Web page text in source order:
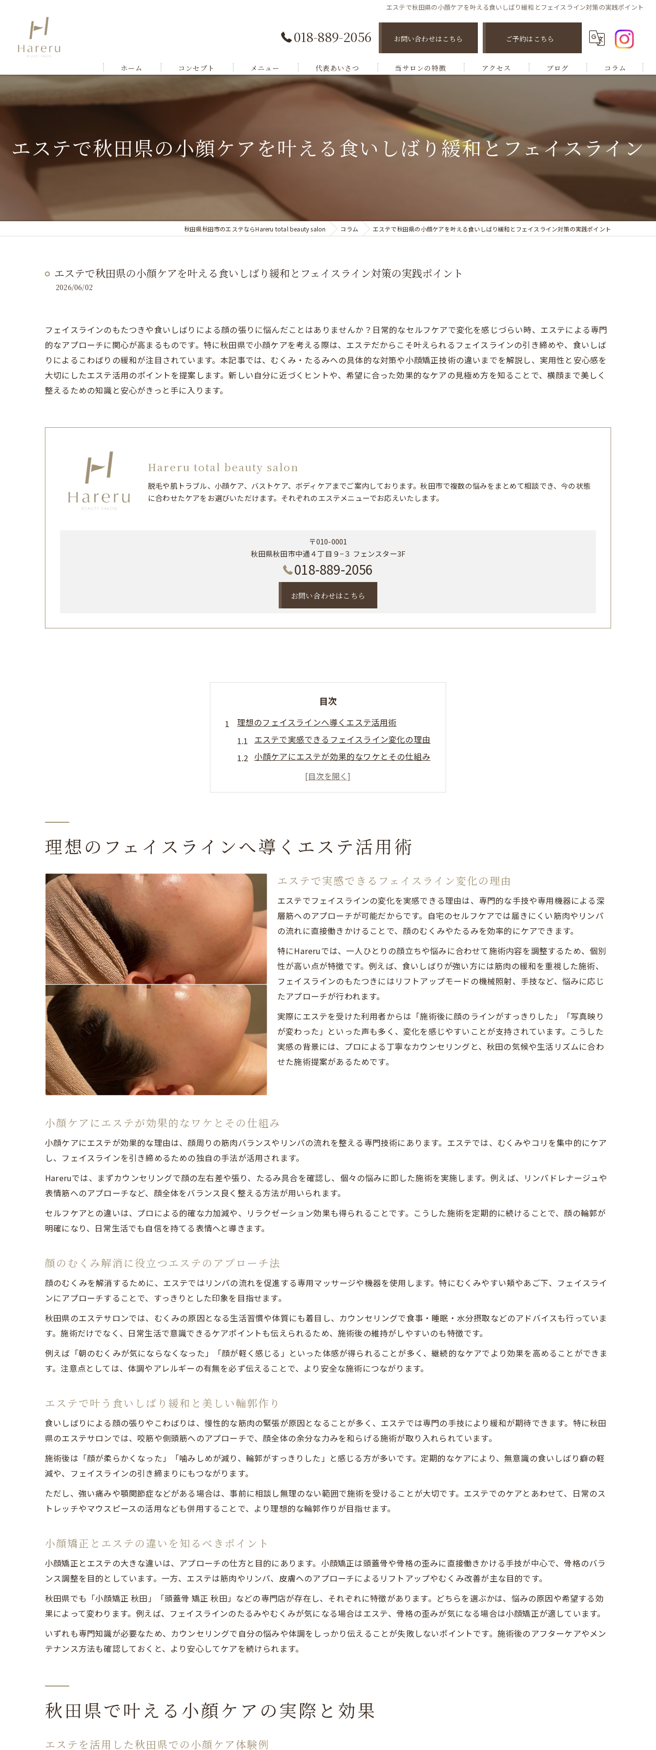
エステで秋田県の小顔ケアを叶える食いしばり緩和とフェイスライン対策の実践ポイント
018-889-2056 お問い合わせはこちら ご予約はこちら
ホーム コンセプト メニュー 代表あいさつ 当サロンの特徴
脱毛
肌トラブル
小顔ケア
アクセス ブログ コラム
エステで秋田県の小顔ケアを叶える食いしばり緩和とフェイスライン
秋田県秋田市のエステならHareru total beauty salon コラム エステで秋田県の小顔ケアを叶える食いしばり緩和とフェイスライン対策の実践ポイント
エステで秋田県の小顔ケアを叶える食いしばり緩和とフェイスライン対策の実践ポイント
2026/06/02
フェイスラインのもたつきや食いしばりによる顔の張りに悩んだことはありませんか？日常的なセルフケアで変化を感じづらい時、エステによる専門
的なアプローチに関心が高まるものです。特に秋田県で小顔ケアを考える際は、エステだからこそ叶えられるフェイスラインの引き締めや、食いしば
りによるこわばりの緩和が注目されています。本記事では、むくみ・たるみへの具体的な対策や小顔矯正技術の違いまでを解説し、実用性と安心感を
大切にしたエステ活用のポイントを提案します。新しい自分に近づくヒントや、希望に合った効果的なケアの見極め方を知ることで、横顔まで美しく
整えるための知識と安心がきっと手に入ります。
Hareru total beauty salon
脱毛や肌トラブル、小顔ケア、バストケア、ボディケアまでご案内しております。秋田市で複数の悩みをまとめて相談でき、今の状態
に合わせたケアをお選びいただけます。それぞれのエステメニューでお応えいたします。
〒010-0001
秋田県秋田市中通４丁目９−３ フェンスター3F
018-889-2056
お問い合わせはこちら
目次
理想のフェイスラインへ導くエステ活用術
エステで実感できるフェイスライン変化の理由
小顔ケアにエステが効果的なワケとその仕組み
顔のむくみ解消に役立つエステのアプローチ法
エステで叶う食いしばり緩和と美しい輪郭作り
エステを活用した秋田県での小顔ケア体験例
小顔ケアの効果を高めるエステ施術の流れ
食いしばり対策にエステが注目される理由
エステで感じる小顔矯正のビフォーアフター
食いしばり由来の顔の悩み徹底対策に注目
エステでできる食いしばり対策の具体的方法
エステによるフェイスラインの緩和アプローチ
食いしばりが原因の顔の張りにエステが有効
小顔効果とエステの食いしばり緩和の関係性
食いしばり改善をサポートするエステ施術
セルフケアとエステ比較で選ぶ美顔法
エステとセルフケアの効果的な併用方法を解説
フェイスライン改善に最適なエステの活用例
セルフケアとエステ、小顔効果の違いと選び方
エステで学ぶ自宅でもできるフェイスケア術
エステで叶えるフェイスラインすっきりの秘密
むくみやたるみを防ぐエステのプロ技に注目
エステ施術で得られる輪郭美のポイントを解説
エステ利用者が実感するフェイスライン変化
むくみやたるみを抑える具体的エステの提案
たるみ改善にエステが選ばれる理由と実感効果
小顔ケアに役立つエステ施術の流れとコツ
むくみ・たるみ対策のためのエステの選び方
エステで得る小顔とフェイスラインの実践効果
理想のフェイスラインへ導くエステ活用術
エステで実感できるフェイスライン変化の理由
エステでフェイスラインの変化を実感できる理由は、専門的な手技や専用機器による深
層筋へのアプローチが可能だからです。自宅のセルフケアでは届きにくい筋肉やリンパ
の流れに直接働きかけることで、顔のむくみやたるみを効率的にケアできます。
特にHareruでは、一人ひとりの顔立ちや悩みに合わせて施術内容を調整するため、個別
性が高い点が特徴です。例えば、食いしばりが強い方には筋肉の緩和を重視した施術、
フェイスラインのもたつきにはリフトアップモードの機械照射、手技など、悩みに応じ
たアプローチが行われます。
実際にエステを受けた利用者からは「施術後に顔のラインがすっきりした」「写真映り
が変わった」といった声も多く、変化を感じやすいことが支持されています。こうした
実感の背景には、プロによる丁寧なカウンセリングと、秋田の気候や生活リズムに合わ
せた施術提案があるためです。
小顔ケアにエステが効果的なワケとその仕組み
小顔ケアにエステが効果的な理由は、顔周りの筋肉バランスやリンパの流れを整える専門技術にあります。エステでは、むくみやコリを集中的にケア
し、フェイスラインを引き締めるための独自の手法が活用されます。
Hareruでは、まずカウンセリングで顔の左右差や張り、たるみ具合を確認し、個々の悩みに即した施術を実施します。例えば、リンパドレナージュや
表情筋へのアプローチなど、顔全体をバランス良く整える方法が用いられます。
セルフケアとの違いは、プロによる的確な力加減や、リラクゼーション効果も得られることです。こうした施術を定期的に続けることで、顔の輪郭が
明確になり、日常生活でも自信を持てる表情へと導きます。
顔のむくみ解消に役立つエステのアプローチ法
顔のむくみを解消するために、エステではリンパの流れを促進する専用マッサージや機器を使用します。特にむくみやすい頬やあご下、フェイスライ
ンにアプローチすることで、すっきりとした印象を目指せます。
秋田県のエステサロンでは、むくみの原因となる生活習慣や体質にも着目し、カウンセリングで食事・睡眠・水分摂取などのアドバイスも行っていま
す。施術だけでなく、日常生活で意識できるケアポイントも伝えられるため、施術後の維持がしやすいのも特徴です。
例えば「朝のむくみが気にならなくなった」「顔が軽く感じる」といった体感が得られることが多く、継続的なケアでより効果を高めることができま
す。注意点としては、体調やアレルギーの有無を必ず伝えることで、より安全な施術につながります。
エステで叶う食いしばり緩和と美しい輪郭作り
食いしばりによる顔の張りやこわばりは、慢性的な筋肉の緊張が原因となることが多く、エステでは専門の手技により緩和が期待できます。特に秋田
県のエステサロンでは、咬筋や側頭筋へのアプローチで、顔全体の余分な力みを和らげる施術が取り入れられています。
施術後は「顔が柔らかくなった」「噛みしめが減り、輪郭がすっきりした」と感じる方が多いです。定期的なケアにより、無意識の食いしばり癖の軽
減や、フェイスラインの引き締まりにもつながります。
ただし、強い痛みや顎関節症などがある場合は、事前に相談し無理のない範囲で施術を受けることが大切です。エステでのケアとあわせて、日常のス
トレッチやマウスピースの活用なども併用することで、より理想的な輪郭作りが目指せます。
小顔矯正とエステの違いを知るべきポイント
小顔矯正とエステの大きな違いは、アプローチの仕方と目的にあります。小顔矯正は頭蓋骨や骨格の歪みに直接働きかける手技が中心で、骨格のバラ
ンス調整を目的としています。一方、エステは筋肉やリンパ、皮膚へのアプローチによるリフトアップやむくみ改善が主な目的です。
秋田県でも「小顔矯正 秋田」「頭蓋骨 矯正 秋田」などの専門店が存在し、それぞれに特徴があります。どちらを選ぶかは、悩みの原因や希望する効
果によって変わります。例えば、フェイスラインのたるみやむくみが気になる場合はエステ、骨格の歪みが気になる場合は小顔矯正が適しています。
いずれも専門知識が必要なため、カウンセリングで自分の悩みや体調をしっかり伝えることが失敗しないポイントです。施術後のアフターケアやメン
テナンス方法も確認しておくと、より安心してケアを続けられます。
秋田県で叶える小顔ケアの実際と効果
エステを活用した秋田県での小顔ケア体験例